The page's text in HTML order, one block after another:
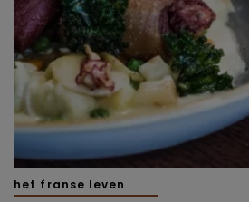
het franse leven